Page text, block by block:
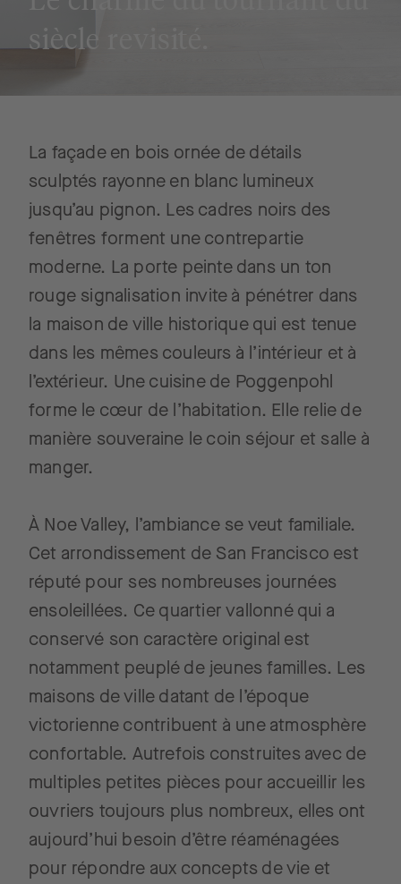
siècle revisité.
La façade en bois ornée de détails
sculptés rayonne en blanc lumineux
jusqu’au pignon. Les cadres noirs des
fenêtres forment une contrepartie
moderne. La porte peinte dans un ton
rouge signalisation invite à pénétrer dans
la maison de ville historique qui est tenue
dans les mêmes couleurs à l’intérieur et à
l’extérieur. Une cuisine de Poggenpohl
forme le cœur de l’habitation. Elle relie de
manière souveraine le coin séjour et salle à
manger.
À Noe Valley, l’ambiance se veut familiale.
Cet arrondissement de San Francisco est
réputé pour ses nombreuses journées
ensoleillées. Ce quartier vallonné qui a
conservé son caractère original est
notamment peuplé de jeunes familles. Les
maisons de ville datant de l’époque
victorienne contribuent à une atmosphère
confortable. Autrefois construites avec de
multiples petites pièces pour accueillir les
ouvriers toujours plus nombreux, elles ont
aujourd’hui besoin d’être réaménagées
pour répondre aux concepts de vie et